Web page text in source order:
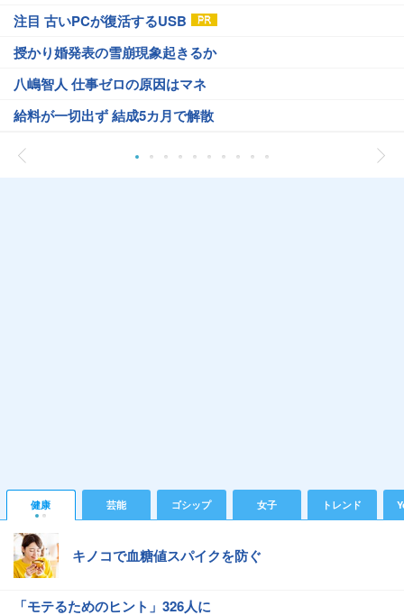
注目 古いPCが復活するUSB
授かり婚発表の雪崩現象起きるか
八嶋智人 仕事ゼロの原因はマネ
給料が一切出ず 結成5カ月で解散
健康 芸能 ゴシップ 女子 トレンド
キノコで血糖値スパイクを防ぐ
「モテるためのヒント」326人に